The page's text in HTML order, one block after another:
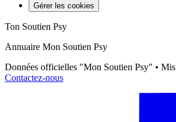
Gérer les cookies
Ton Soutien Psy
Annuaire Mon Soutien Psy
Données officielles "Mon Soutien Psy" •
Contactez-nous